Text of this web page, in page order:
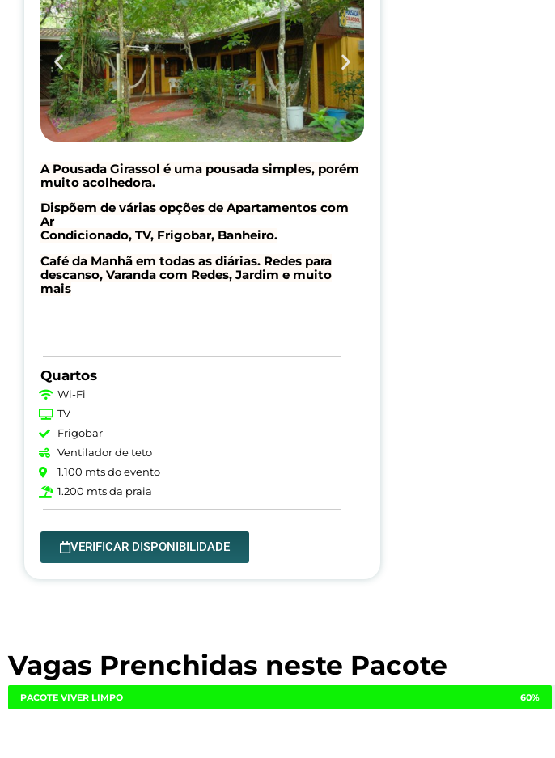
A Pousada Girassol é uma pousada simples, porém
muito acolhedora.
Dispõem de várias opções de Apartamentos com
Ar
Condicionado, TV, Frigobar, Banheiro.
Café da Manhã em todas as diárias. Redes para
descanso, Varanda com Redes, Jardim e muito
mais
Quartos
Wi-Fi
TV
Frigobar
Ventilador de teto
1.100 mts do evento
1.200 mts da praia
VERIFICAR DISPONIBILIDADE
Vagas Prenchidas neste Pacote
PACOTE VIVER LIMPO 60%